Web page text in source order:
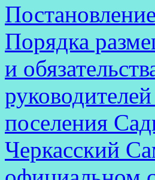
Порядка
и
поселения
Черкасский